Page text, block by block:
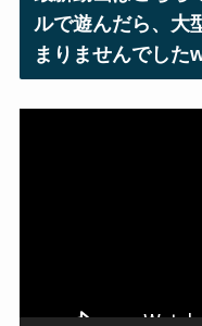
ス
ルで遊んだら、大
まりませんでした